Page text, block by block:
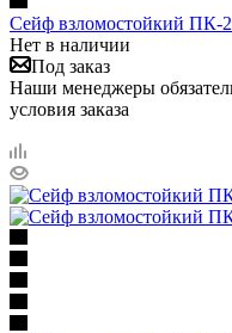
Сейф взломостойкий ПК-
Нет в наличии
Под заказ
Наши менеджеры
условия заказа